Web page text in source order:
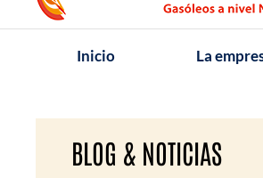
Inicio La
BLOG & NOTICIAS